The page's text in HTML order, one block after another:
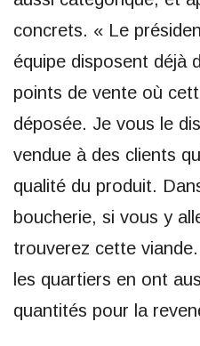
concrets. « Le
équipe disposent déjà
points de vente où
déposée. Je vous le
vendue à des clients
qualité du produit.
boucherie, si vous y
trouverez cette
les quartiers en ont
quantités pour la